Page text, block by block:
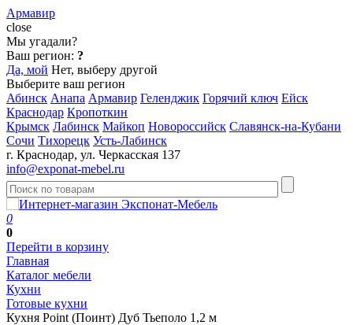
Армавир
close
Мы угадали?
Ваш регион: ?
Да, мой Нет, выберу другой
Выберите ваш регион
Абинск Анапа Армавир Геленджик Горячий ключ Ейск
Краснодар Кропоткин
Крымск Лабинск Майкоп Новороссийск Славянск-на-Кубани
Сочи Тихорецк Усть-Лабинск
г. Краснодар, ул. Черкасская 137
info@exponat-mebel.ru
0
0
Перейти в корзину
Главная
Каталог мебели
Кухни
Готовые кухни
Кухня Point (Поинт) Дуб Тьеполо 1,2 м